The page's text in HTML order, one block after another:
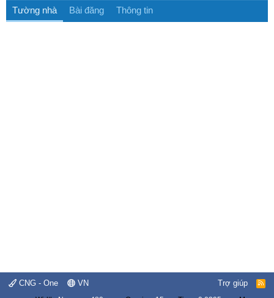
Tường nhà Bài đăng Thông tin
CNG - One VN Trợ giúp
R